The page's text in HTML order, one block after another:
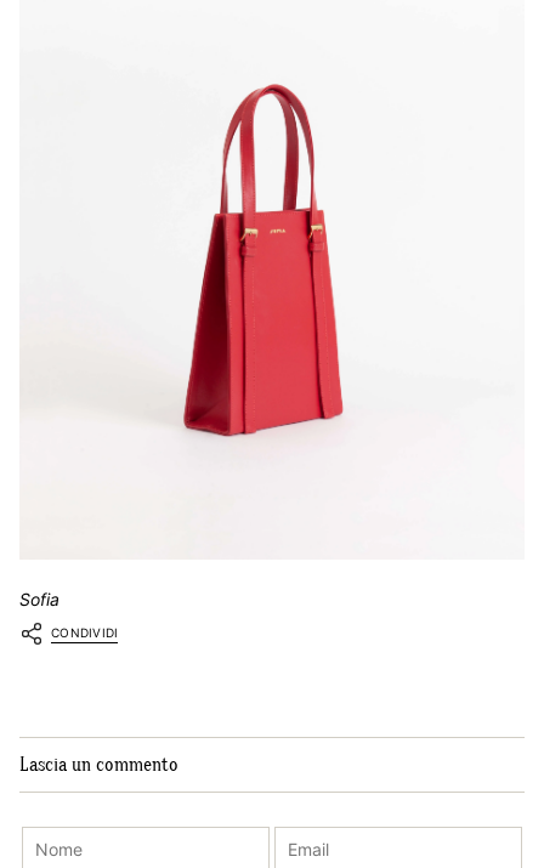
Sofia
CONDIVIDI
Lascia un commento